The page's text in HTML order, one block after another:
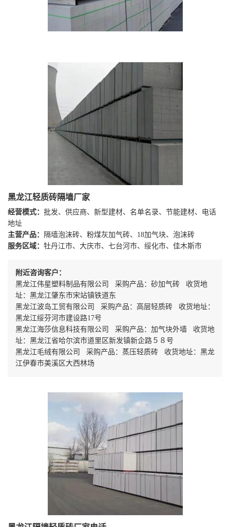
黑龙江轻质砖隔墙厂家
经营模式： 批发、供应商、新型建材、名单名录、节能建材、电话
地址
主营产品：
隔墙泡沫砖、粉煤灰加气砖、18加气块、泡沫砖
服务区域： 牡丹江市、大庆市、七台河市、绥化市、佳木斯市
附近咨询客户：
黑龙江伟星塑料制品有限公司 采购产品：砂加气砖 收货地
址：黑龙江肇东市宋站镇铁道东
黑龙江波岛工贸有限公司 采购产品：高层轻质砖 收货地址：
黑龙江绥芬河市建设路17号
黑龙江海莎信息科技有限公司 采购产品：加气块外墙 收货地
址：黑龙江省哈尔滨市道里区新发镇新企路５８号
黑龙江毛绒有限公司 采购产品：蒸压轻质砖 收货地址：黑龙
江伊春市美溪区大西林场